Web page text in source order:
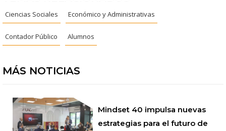
Ciencias Sociales Económico y Administrativas
Contador Público Alumnos
MÁS NOTICIAS
Mindset 40 impulsa nuevas
estrategias para el futuro de